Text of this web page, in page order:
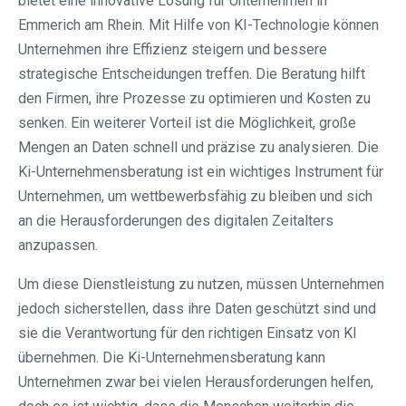
Emmerich am Rhein. Mit Hilfe von KI-Technologie können
Unternehmen ihre Effizienz steigern und bessere
strategische Entscheidungen treffen. Die Beratung hilft
den Firmen, ihre Prozesse zu optimieren und Kosten zu
senken. Ein weiterer Vorteil ist die Möglichkeit, große
Mengen an Daten schnell und präzise zu analysieren. Die
Ki-Unternehmensberatung ist ein wichtiges Instrument für
Unternehmen, um wettbewerbsfähig zu bleiben und sich
an die Herausforderungen des digitalen Zeitalters
anzupassen.
Um diese Dienstleistung zu nutzen, müssen Unternehmen
jedoch sicherstellen, dass ihre Daten geschützt sind und
sie die Verantwortung für den richtigen Einsatz von KI
übernehmen. Die Ki-Unternehmensberatung kann
Unternehmen zwar bei vielen Herausforderungen helfen,